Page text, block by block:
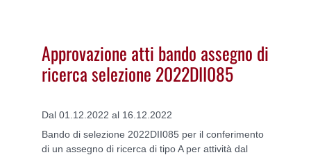
Approvazione atti bando assegno di
ricerca selezione 2022DII085
Dal 01.12.2022 al 16.12.2022
Bando di selezione 2022DII085 per il conferimento
di un assegno di ricerca di tipo A per attività dal